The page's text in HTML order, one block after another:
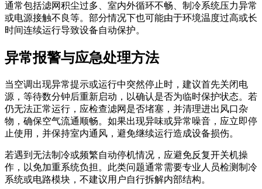
通常包括滤网积尘过多、室内外循环不畅、制冷系统压力异常
或电源接触不良等。部分情况下也可能由于环境温度过高或长
时间连续运行导致设备自动保护。
异常报警与应急处理方法
当空调出现异常提示或运行中突然停止时，建议首先关闭电
源，等待数分钟后重新启动，以确认是否为临时保护状态。若
仍无法正常运行，应检查滤网是否堵塞，并清理进出风口杂
物，确保空气流通顺畅。如果出现异味或异常噪音，应立即停
止使用，并保持室内通风，避免继续运行造成设备损伤。
若遇到无法制冷或频繁自动停机情况，应避免反复开关机操
作，以免加重系统负担。此类问题通常需要专业人员检测制冷
系统或电路模块，不建议用户自行拆解内部结构。